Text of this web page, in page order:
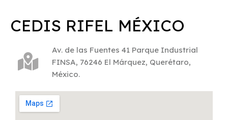
CEDIS RIFEL MÉXICO
Av. de las Fuentes 41 Parque Industrial
FINSA, 76246 El Márquez, Querétaro,
México.